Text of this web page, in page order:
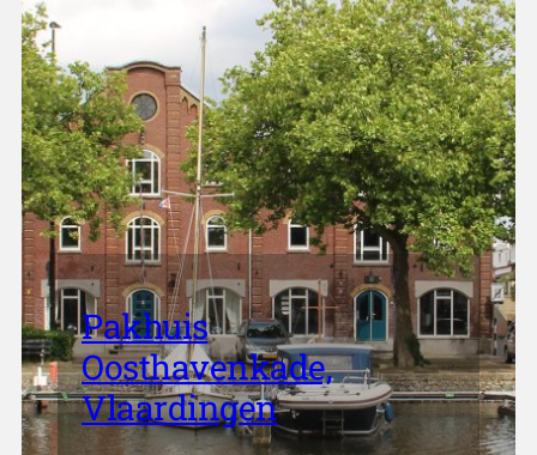
Pakhuis
Oosthavenkade,
Vlaardingen